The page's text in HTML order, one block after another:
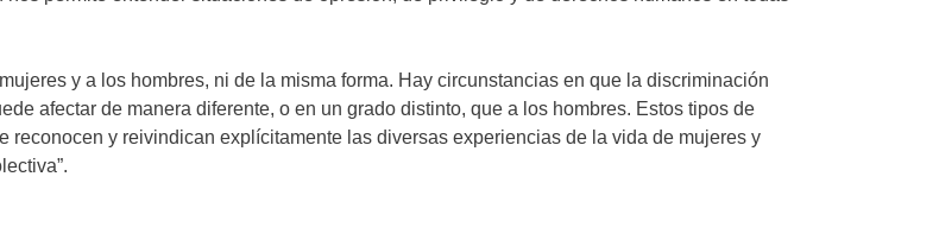
y a los hombres, ni de la misma forma. Hay circunstancias en que la discriminación
afectar de manera diferente, o en un grado distinto, que a los hombres. Estos tipos de
y reivindican explícitamente las diversas experiencias de la vida de mujeres y